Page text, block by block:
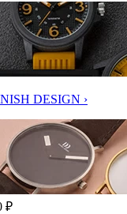
DESIGN ›
₽